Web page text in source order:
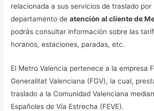
relacionada a sus servicios de traslado
departamento deatención al cliente de
podrás consultar información sobre las
horarios, estaciones, paradas, etc.
El Metro Valencia pertenece a la empresa
Generalitat Valenciana (FGV), la cual,
traslado a la Comunidad Valenciana
Españoles de Vía Estrecha (FEVE).